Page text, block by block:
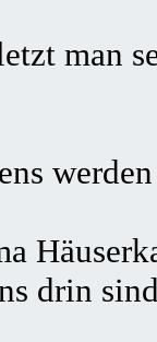
man
drin